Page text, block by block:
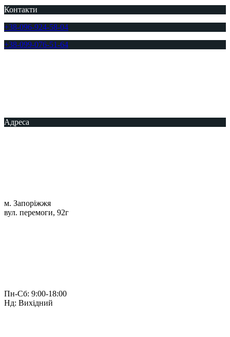
Контакти
+38-096-924-58-04
+38-099-076-51-64
Адреса
м. Запоріжжя
вул. перемоги, 92г
Пн-Сб: 9:00-18:00
Нд: Вихідний